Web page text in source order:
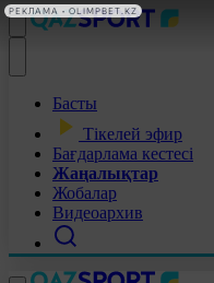
Басты
Тікелей эфир
Бағдарлама кестесі
Жаңалықтар
Жобалар
Видеоархив
РЕКЛАМА • OLIMPBET.KZ